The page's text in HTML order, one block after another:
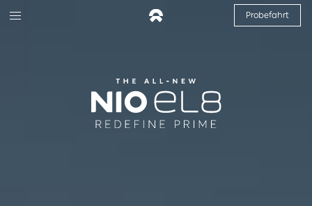
Probefahrt